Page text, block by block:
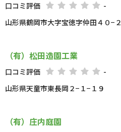
口コミ評価
-
山形県鶴岡市大字宝徳字仲田４０−２
（有）松田造園工業
口コミ評価
-
山形県天童市東長岡２−１−１９
（有）庄内庭園